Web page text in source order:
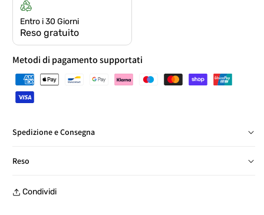
Entro i 30 Giorni
Reso gratuito
Metodi di pagamento supportati
Spedizione e Consegna
Reso
un punto di ritiro
Condividi